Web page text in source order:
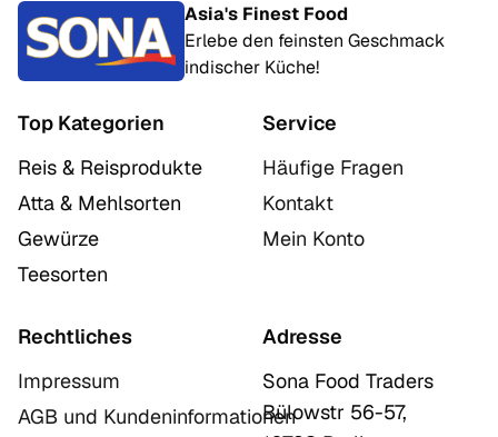
Asia's Finest Food
Erlebe den feinsten Geschmack
indischer Küche!
Top Kategorien
Reis & Reisprodukte
Atta & Mehlsorten
Gewürze
Teesorten
Service
Häufige Fragen
Kontakt
Mein Konto
Rechtliches
Impressum
AGB und Kundeninformationen
Adresse
Sona Food Traders
Bülowstr 56-57,